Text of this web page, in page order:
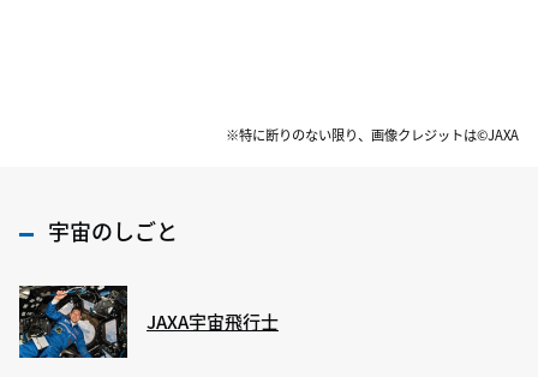
※特に断りのない限り、画像クレジットは©JAXA
宇宙のしごと
JAXA宇宙飛行士